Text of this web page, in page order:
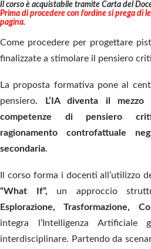
Il corso è acquistabile tramite Carta del
Prima di procedere con l’ordine si prega di
pagina.
Come procedere per progettare
finalizzate a stimolare il pensiero
La proposta formativa pone al
pensiero. L’IA diventa il mezzo
competenze di pensiero
ragionamento controfattuale
secondaria.
Il corso forma i docenti all’utilizzo
“What If”, un approccio
Esplorazione, Trasformazione,
integra l’Intelligenza Artificiale
interdisciplinare. Partendo da